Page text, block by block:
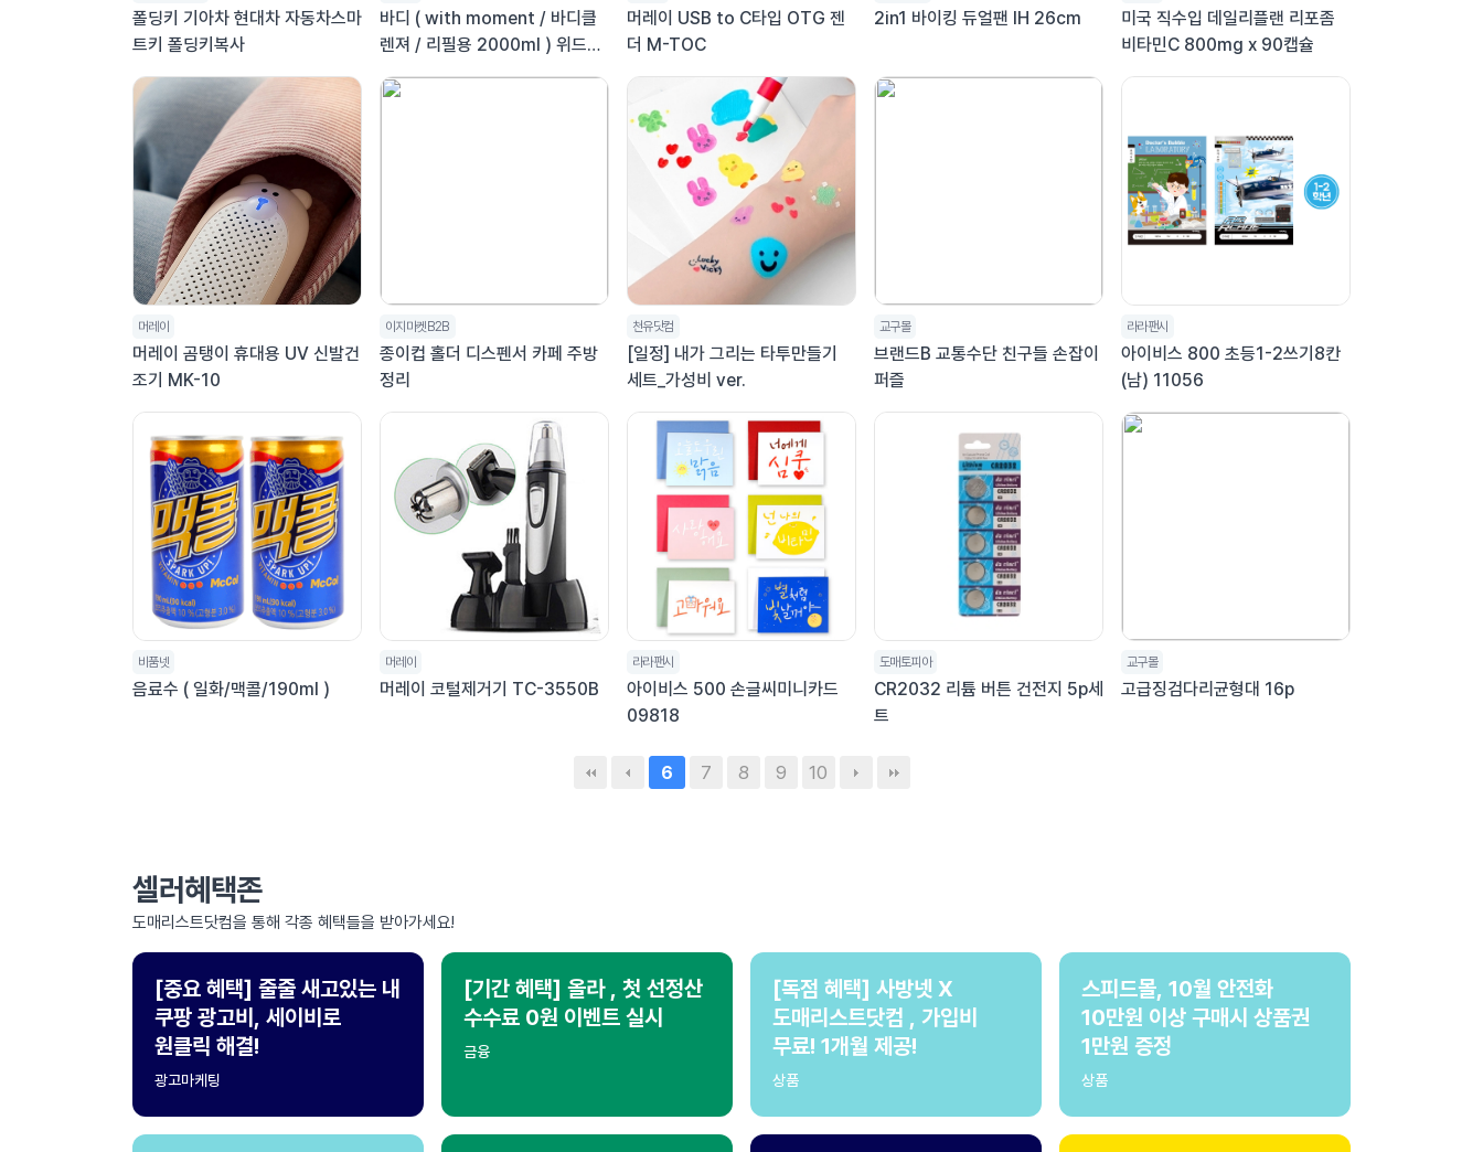
폴딩키 기아차 현대차 자동차스마
트키 폴딩키복사
바디 ( with moment / 바디클
렌져 / 리필용 2000ml ) 위드모
먼트 오디너리에디션 릴렉싱 샤워
젤
머레이 USB to C타입 OTG 젠
더 M-TOC
2in1 바이킹 듀얼팬 IH 26cm
미국 직수입 데일리플랜 리포좀
비타민C 800mg x 90캡슐
머레이
머레이 곰탱이 휴대용 UV 신발건
조기 MK-10
이지마켓B2B
종이컵 홀더 디스펜서 카페 주방
정리
천유닷컴
[일정] 내가 그리는 타투만들기
세트_가성비 ver.
교구몰
브랜드B 교통수단 친구들 손잡이
퍼즐
라라팬시
아이비스 800 초등1-2쓰기8칸
(남) 11056
비품넷
음료수 ( 일화/맥콜/190ml )
머레이
머레이 코털제거기 TC-3550B
라라팬시
아이비스 500 손글씨미니카드
09818
도매토피아
CR2032 리튬 버튼 건전지 5p세
트
교구몰
고급징검다리균형대 16p
6 7 8 9 10
셀러혜택존
도매리스트닷컴을 통해 각종 혜택들을 받아가세요!
[중요 혜택] 줄줄 새고있는 내
쿠팡 광고비, 세이비로
원클릭 해결!
광고마케팅
[기간 혜택] 올라 , 첫 선정산
수수료 0원 이벤트 실시
금융
[독점 혜택] 사방넷 X
도매리스트닷컴 , 가입비
무료! 1개월 제공!
상품
스피드몰, 10월 안전화
10만원 이상 구매시 상품권
1만원 증정
상품